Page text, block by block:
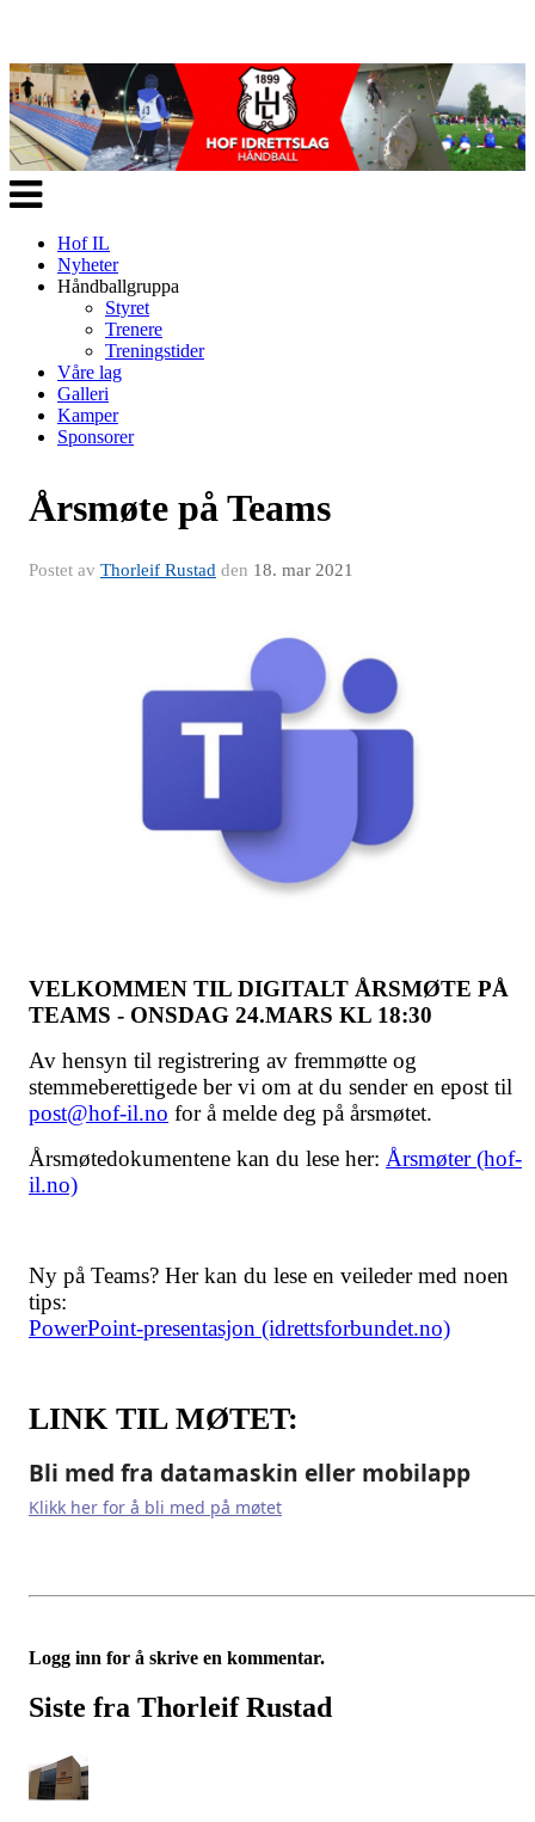
Veksle
navigasjon
Hof IL
Nyheter
Håndballgruppa
Styret
Trenere
Treningstider
Våre lag
Galleri
Kamper
Sponsorer
Årsmøte på Teams
Postet av Thorleif Rustad den 18. mar 2021
VELKOMMEN TIL DIGITALT ÅRSMØTE PÅ
TEAMS - ONSDAG 24.MARS KL 18:30
Av hensyn til registrering av fremmøtte og
stemmeberettigede ber vi om at du sender en epost til
post@hof-il.no for å melde deg på årsmøtet.
Årsmøtedokumentene kan du lese her: Årsmøter (hof-
il.no)
Ny på Teams? Her kan du lese en veileder med noen
tips:
PowerPoint-presentasjon (idrettsforbundet.no)
LINK TIL MØTET:
Bli med fra datamaskin eller mobilapp
Klikk her for å bli med på møtet
Logg inn for å skrive en kommentar.
Siste fra Thorleif Rustad